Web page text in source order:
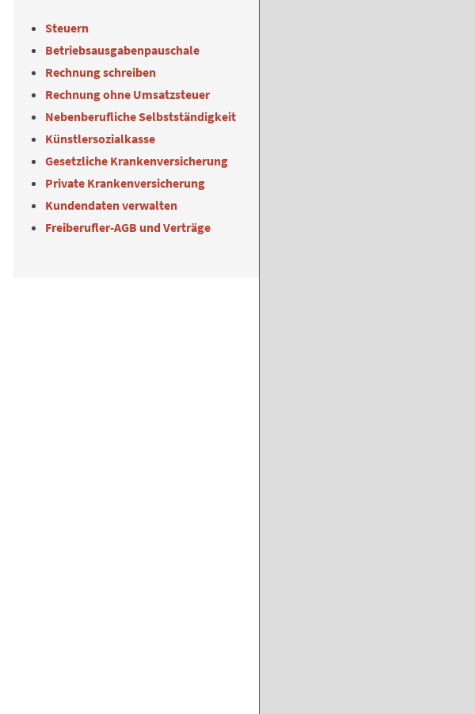
Steuern
Betriebsausgabenpauschale
Rechnung schreiben
Rechnung ohne Umsatzsteuer
Nebenberufliche Selbstständigkeit
Künstlersozialkasse
Gesetzliche Krankenversicherung
Private Krankenversicherung
Kundendaten verwalten
Freiberufler-AGB und Verträge